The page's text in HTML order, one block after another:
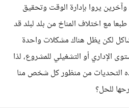
يروا بإدارة الوقت وتحقيق
مع اختلاف المناخ من بلد لبلد قد
لكن يظل هناك مشكلات واحدة
الإداري أو التشغيلي للمشروع، لذا
التحديات من منظور كل شخص منا
للحل؟